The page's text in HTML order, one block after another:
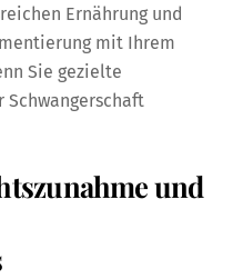
Ernährung und
mit Ihrem
Sie gezielte
Schwangerschaft
und